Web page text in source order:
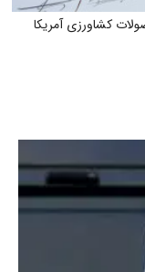
کشاورزی آمریکا